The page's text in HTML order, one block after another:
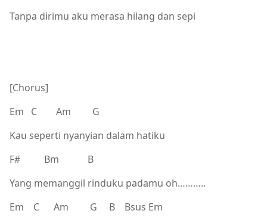
Tanpa dirimu aku merasa hilang dan sepi
[Chorus]
Em C Am G
Kau seperti nyanyian dalam hatiku
F# Bm B
Yang memanggil rinduku padamu oh………..
Em C Am G B Bsus Em